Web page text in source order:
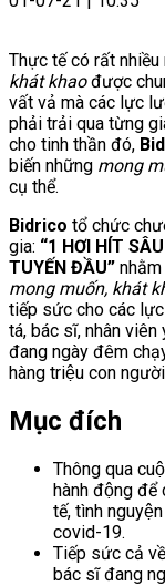
Thực tế có rất
khát khaođược
vất vả mà các lực
phải trải qua từng
cho tinh thần đó,
biến những mong
cụ thể.
Bidrico tổ chức
gia: “1 HƠI HÍT
TUYẾN ĐẦU”
mong muốn, khát
tiếp sức cho các
tá, bác sĩ, nhân
đang ngày đêm
hàng triệu con
Mục đích
Thông qua
hành động để
tế, tình
covid-19.
Tiếp sức cả
bác sĩ đang